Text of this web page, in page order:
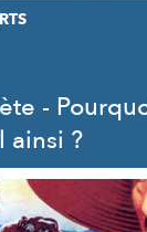
-
ainsi ?